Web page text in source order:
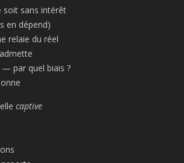
soit sans intérêt
en dépend)
relaie du réel
par quel biais ?
captive